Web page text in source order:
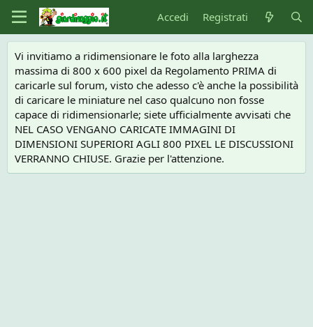
Accedi Registrati
Vi invitiamo a ridimensionare le foto alla larghezza
massima di 800 x 600 pixel da Regolamento PRIMA di
caricarle sul forum, visto che adesso c'è anche la possibilità
di caricare le miniature nel caso qualcuno non fosse
capace di ridimensionarle; siete ufficialmente avvisati che
NEL CASO VENGANO CARICATE IMMAGINI DI
DIMENSIONI SUPERIORI AGLI 800 PIXEL LE DISCUSSIONI
VERRANNO CHIUSE. Grazie per l'attenzione.